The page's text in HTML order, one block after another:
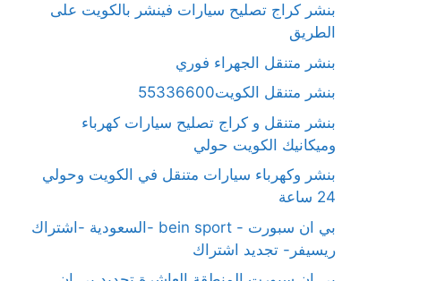
بنشر كراج تصليح سيارات فينشر بالكويت على
الطريق
بنشر متنقل الجهراء فوري
بنشر متنقل الكويت55336600
بنشر متنقل و كراج تصليح سيارات كهرباء
وميكانيك الكويت حولي
بنشر وكهرباء سيارات متنقل في الكويت وحولي
24 ساعة
بي ان سبورت - bein sport -السعودية -اشتراك
ريسيفر- تجديد اشتراك